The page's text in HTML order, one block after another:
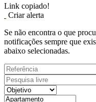
Link copiado!
Criar alerta
Se não encontra o que
notificações sempre que
abaixo selecionadas.